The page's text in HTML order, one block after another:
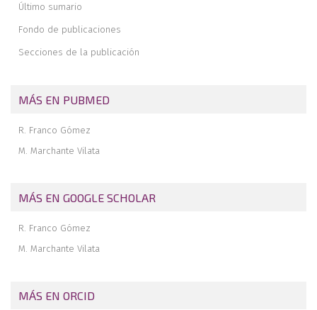
Último sumario
Fondo de publicaciones
Secciones de la publicación
MÁS EN PUBMED
R. Franco Gómez
M. Marchante Vilata
MÁS EN GOOGLE SCHOLAR
R. Franco Gómez
M. Marchante Vilata
MÁS EN ORCID